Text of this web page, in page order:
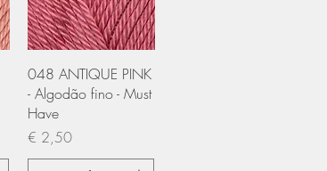
Visualização rápida
048 ANTIQUE PINK
- Algodão fino - Must
Have
Preço
€ 2,50